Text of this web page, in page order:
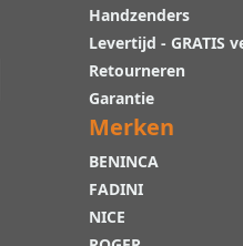
Handzenders
Levertijd - GRATIS
Retourneren
Garantie
Merken
BENINCA
FADINI
NICE